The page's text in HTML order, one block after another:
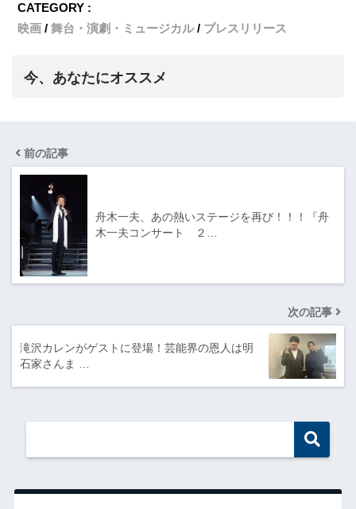
CATEGORY :
映画
舞台・演劇・ミュージカル プレスリリース
今、あなたにオススメ
前の記事
舟木一夫、あの熱いステージを再び！！！『舟
木一夫コンサート ２…
次の記事
滝沢カレンがゲストに登場！芸能界の恩人は明
石家さんま …